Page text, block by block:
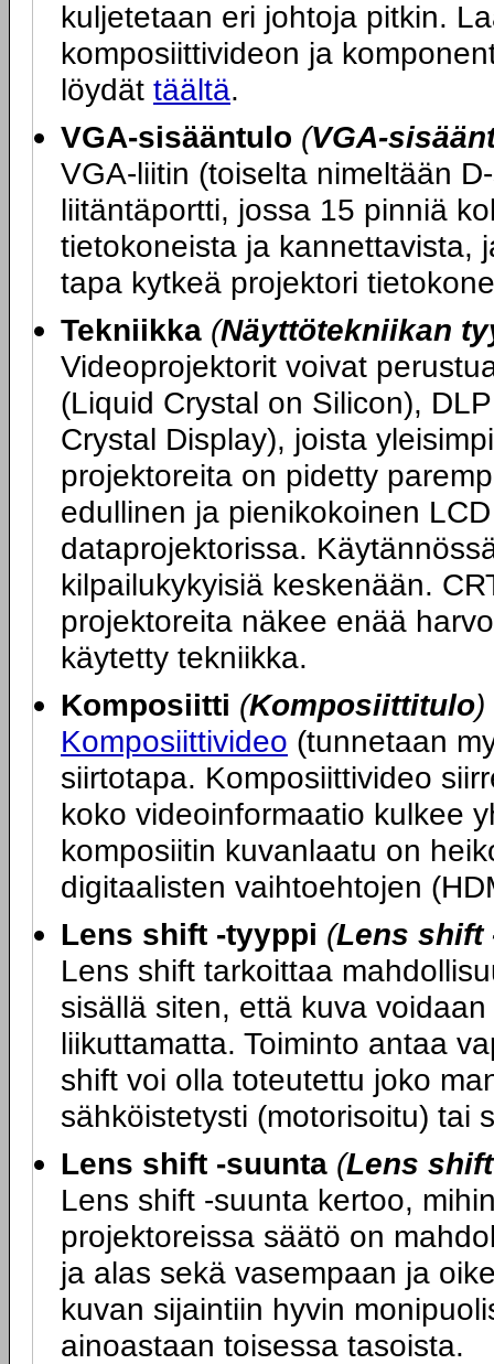
kuljetetaan eri johtoja pitkin.
komposiittivideon ja
löydät täältä.
VGA-sisääntulo (VGA-
VGA-liitin (toiselta nimeltään
liitäntäportti, jossa 15 pinniä
tietokoneista ja kannettavista,
tapa kytkeä projektori
Tekniikka (Näyttötekniikan
Videoprojektorit voivat
(Liquid Crystal on Silicon),
Crystal Display), joista
projektoreita on pidetty
edullinen ja pienikokoinen
dataprojektorissa.
kilpailukykyisiä keskenään.
projektoreita näkee enää
käytetty tekniikka.
Komposiitti (Komposiittitulo)
Komposiittivideo (tunnetaan
siirtotapa. Komposiittivideo
koko videoinformaatio kulkee
komposiitin kuvanlaatu on
digitaalisten vaihtoehtojen
Lens shift -tyyppi (Lens shift
Lens shift tarkoittaa
sisällä siten, että kuva
liikuttamatta. Toiminto antaa
shift voi olla toteutettu joko
sähköistetysti (motorisoitu) tai
Lens shift -suunta (Lens
Lens shift -suunta kertoo,
projektoreissa säätö on
ja alas sekä vasempaan ja
kuvan sijaintiin hyvin
ainoastaan toisessa tasoista.